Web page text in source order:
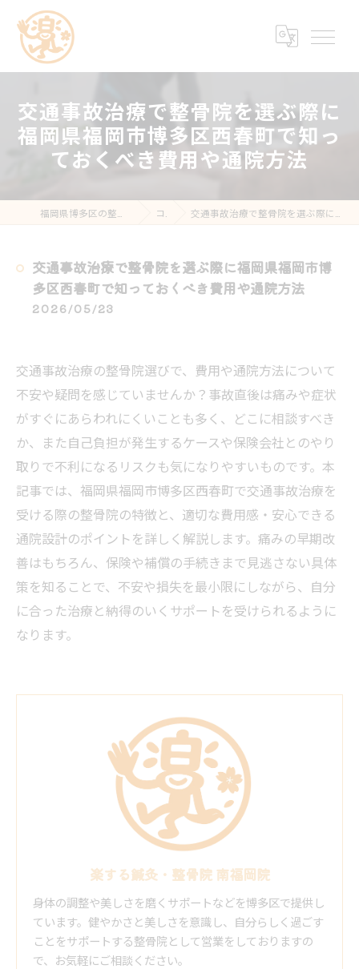
交通事故治療で整骨院を選ぶ際に
福岡県福岡市博多区西春町で知っ
ておくべき費用や通院方法
コラム 交通事故治療で整骨院を選ぶ際に福岡県福岡市博多区西春町で知っておくべき費用や通院方法
交通事故治療で整骨院を選ぶ際に福岡県福岡市博
多区西春町で知っておくべき費用や通院方法
2026/05/23
交通事故治療の整骨院選びで、費用や通院方法について
不安や疑問を感じていませんか？事故直後は痛みや症状
がすぐにあらわれにくいことも多く、どこに相談すべき
か、また自己負担が発生するケースや保険会社とのやり
取りで不利になるリスクも気になりやすいものです。本
記事では、福岡県福岡市博多区西春町で交通事故治療を
受ける際の整骨院の特徴と、適切な費用感・安心できる
通院設計のポイントを詳しく解説します。痛みの早期改
善はもちろん、保険や補償の手続きまで見逃さない具体
策を知ることで、不安や損失を最小限にしながら、自分
に合った治療と納得のいくサポートを受けられるように
なります。
楽する鍼灸・整骨院 南福岡院
身体の調整や美しさを磨くサポートなどを博多区で提供し
ています。健やかさと美しさを意識し、自分らしく過ごす
ことをサポートする整骨院として営業をしておりますの
で、お気軽にご相談ください。